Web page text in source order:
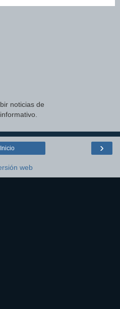
noticias de
›
Inicio
web